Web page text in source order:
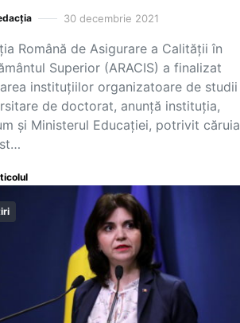
30 decembrie 2021
Română de Asigurare a Calității în
Superior (ARACIS) a finalizat
instituțiilor organizatoare de studii
de doctorat, anunță instituția,
și Ministerul Educației, potrivit căruia